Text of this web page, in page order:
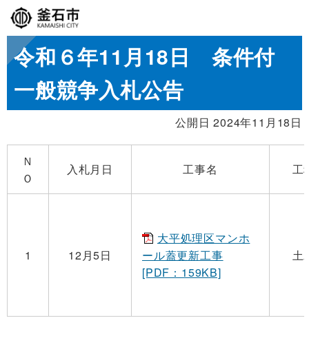
令和６年11月18日 条件付
一般競争入札公告
公開日 2024年11月18日
Ｎ
Ｏ
入札月日 工事名 工
1 12月5日
大平処理区マンホ
ール蓋更新工事
[PDF：159KB]
土